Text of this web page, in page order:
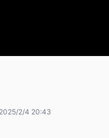
2025/2/4 20:43